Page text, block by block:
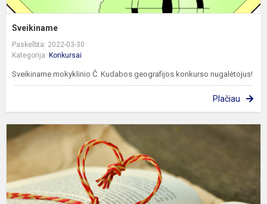
Sveikiname
Paskelbta: 2022-03-30
Kategorija: Konkursai
Sveikiname mokyklinio Č. Kudabos geografijos konkurso nugalėtojus!
Plačiau